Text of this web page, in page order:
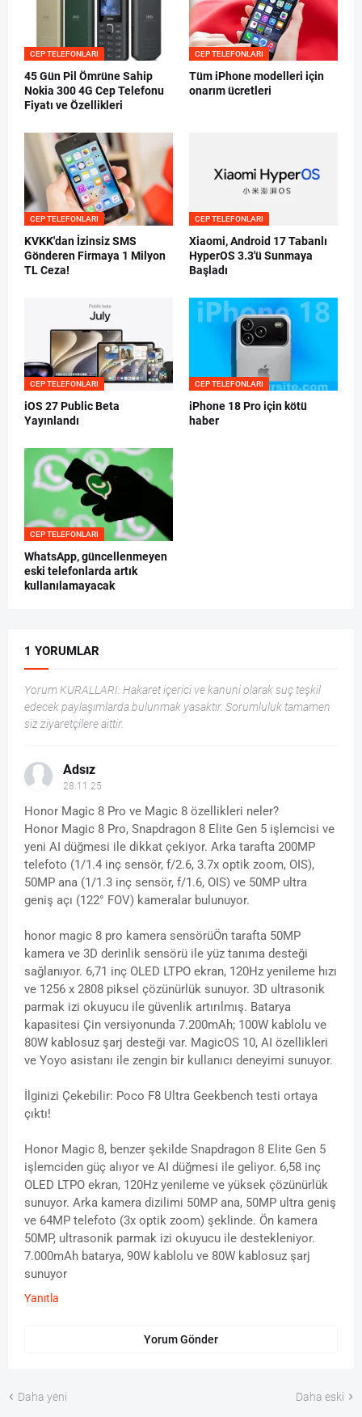
CEP TELEFONLARI
45 Gün Pil Ömrüne Sahip
Nokia 300 4G Cep Telefonu
Fiyatı ve Özellikleri
CEP TELEFONLARI
Tüm iPhone modelleri için
onarım ücretleri
CEP TELEFONLARI
KVKK'dan İzinsiz SMS
Gönderen Firmaya 1 Milyon
TL Ceza!
CEP TELEFONLARI
Xiaomi, Android 17 Tabanlı
HyperOS 3.3'ü Sunmaya
Başladı
CEP TELEFONLARI
iOS 27 Public Beta
Yayınlandı
CEP TELEFONLARI
iPhone 18 Pro için kötü
haber
CEP TELEFONLARI
WhatsApp, güncellenmeyen
eski telefonlarda artık
kullanılamayacak
1 YORUMLAR
Yorum KURALLARI: Hakaret içerici ve kanuni olarak suç teşkil
edecek paylaşımlarda bulunmak yasaktır. Sorumluluk tamamen
siz ziyaretçilere aittir.
Adsız
28.11.25
Honor Magic 8 Pro ve Magic 8 özellikleri neler?
Honor Magic 8 Pro, Snapdragon 8 Elite Gen 5 işlemcisi ve
yeni AI düğmesi ile dikkat çekiyor. Arka tarafta 200MP
telefoto (1/1.4 inç sensör, f/2.6, 3.7x optik zoom, OIS),
50MP ana (1/1.3 inç sensör, f/1.6, OIS) ve 50MP ultra
geniş açı (122° FOV) kameralar bulunuyor.
honor magic 8 pro kamera sensörüÖn tarafta 50MP
kamera ve 3D derinlik sensörü ile yüz tanıma desteği
sağlanıyor. 6,71 inç OLED LTPO ekran, 120Hz yenileme hızı
ve 1256 x 2808 piksel çözünürlük sunuyor. 3D ultrasonik
parmak izi okuyucu ile güvenlik artırılmış. Batarya
kapasitesi Çin versiyonunda 7.200mAh; 100W kablolu ve
80W kablosuz şarj desteği var. MagicOS 10, AI özellikleri
ve Yoyo asistanı ile zengin bir kullanıcı deneyimi sunuyor.
İlginizi Çekebilir: Poco F8 Ultra Geekbench testi ortaya
çıktı!
Honor Magic 8, benzer şekilde Snapdragon 8 Elite Gen 5
işlemciden güç alıyor ve AI düğmesi ile geliyor. 6,58 inç
OLED LTPO ekran, 120Hz yenileme ve yüksek çözünürlük
sunuyor. Arka kamera dizilimi 50MP ana, 50MP ultra geniş
ve 64MP telefoto (3x optik zoom) şeklinde. Ön kamera
50MP, ultrasonik parmak izi okuyucu ile destekleniyor.
7.000mAh batarya, 90W kablolu ve 80W kablosuz şarj
sunuyor
Yanıtla
Yorum Gönder
Daha yeni Daha eski